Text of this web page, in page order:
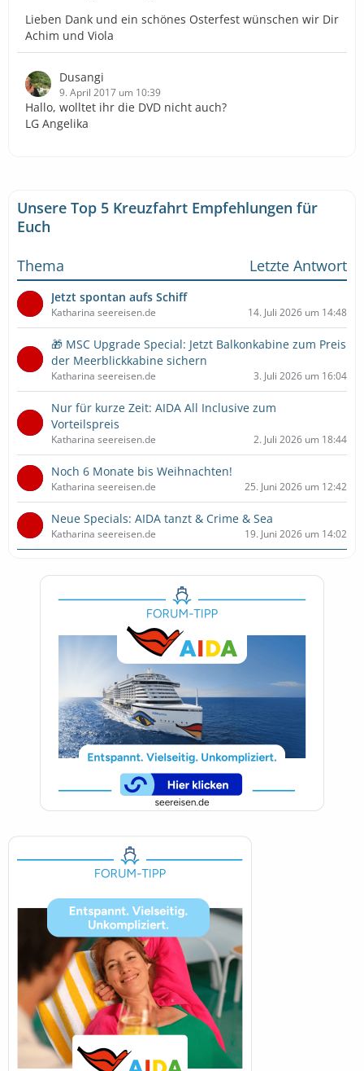
Lieben Dank und ein schönes Osterfest wünschen wir Dir
Achim und Viola
Dusangi
9. April 2017 um 10:39
Hallo, wolltet ihr die DVD nicht auch?
LG Angelika
Unsere Top 5 Kreuzfahrt Empfehlungen für
Euch
Thema
Letzte Antwort
Jetzt spontan aufs Schiff
Katharina seereisen.de 14. Juli 2026 um 14:48
🎁 MSC Upgrade Special: Jetzt Balkonkabine zum Preis
der Meerblickkabine sichern
Katharina seereisen.de 3. Juli 2026 um 16:04
Nur für kurze Zeit: AIDA All Inclusive zum
Vorteilspreis
Katharina seereisen.de 2. Juli 2026 um 18:44
Noch 6 Monate bis Weihnachten!
Katharina seereisen.de 25. Juni 2026 um 12:42
Neue Specials: AIDA tanzt & Crime & Sea
Katharina seereisen.de 19. Juni 2026 um 14:02